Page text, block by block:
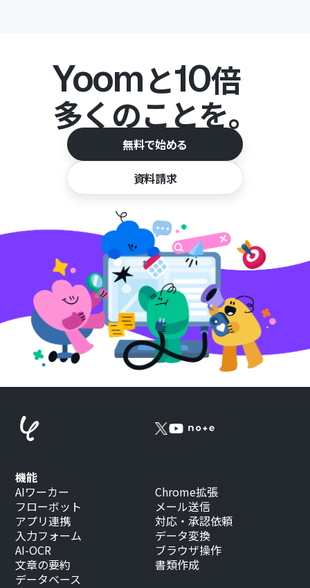
Yoomと10倍
多くのことを。
無料で始める
資料請求
機能
AIワーカー
フローボット
アプリ連携
入力フォーム
AI-OCR
文章の要約
データベース
Chrome拡張
メール送信
対応・承認依頼
データ変換
ブラウザ操作
書類作成